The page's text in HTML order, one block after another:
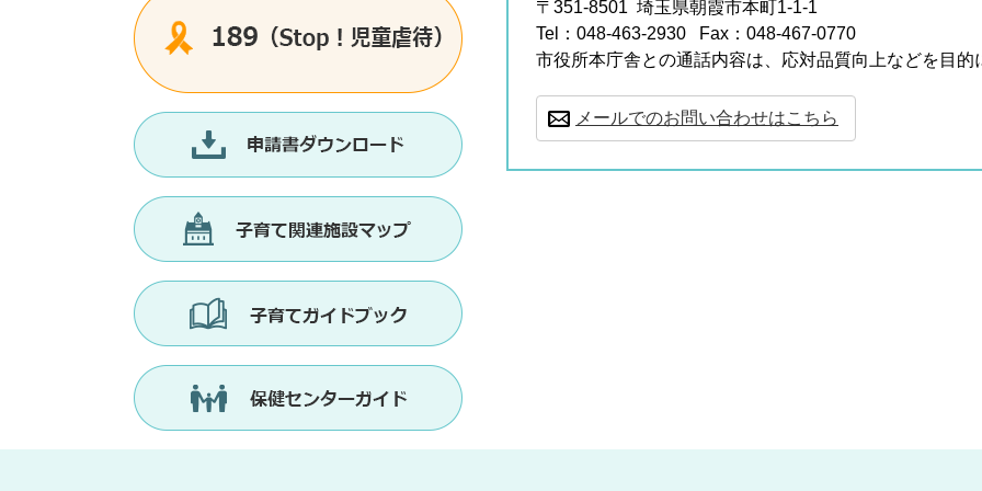
〒351-8501 埼玉県朝霞市本町1-1-1
Tel：048-463-2930
Fax：048-467-0770
市役所本庁舎との通話内容は、応対品質向上などを目的
メールでのお問い合わせはこちら